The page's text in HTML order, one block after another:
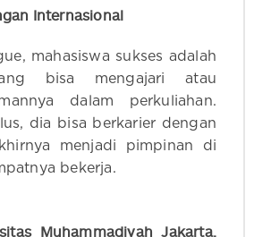
Internasional
mahasiswa sukses adalah
bisa mengajari atau
dalam perkuliahan.
dia bisa berkarier dengan
menjadi pimpinan di
bekerja.
Muhammadiyah Jakarta,